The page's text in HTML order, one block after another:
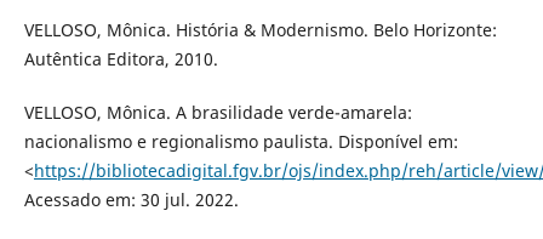
VELLOSO, Mônica. História & Modernismo. Belo Horizonte:
Autêntica Editora, 2010.
VELLOSO, Mônica. A brasilidade verde-amarela:
nacionalismo e regionalismo paulista. Disponível em:
<https://bibliotecadigital.fgv.br/ojs/index.php/reh/article/
Acessado em: 30 jul. 2022.